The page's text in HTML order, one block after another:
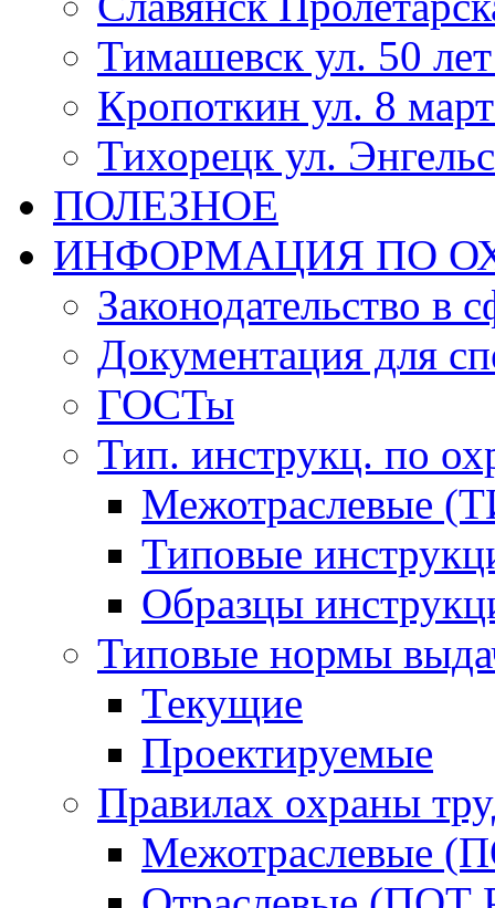
Тимашевск ул. 50
Кропоткин ул. 8
Тихорецк ул.
ПОЛЕЗНОЕ
ИНФОРМАЦИЯ ПО
Законодательство в
Документация для
ГОСТы
Тип. инструкц. по
Межотраслевые
Типовые
Образцы
Типовые нормы
Текущие
Проектируемые
Правилах охраны
Межотраслевые